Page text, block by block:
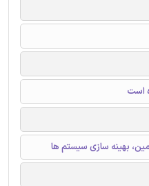
است
بهینه سازی سیستم ها